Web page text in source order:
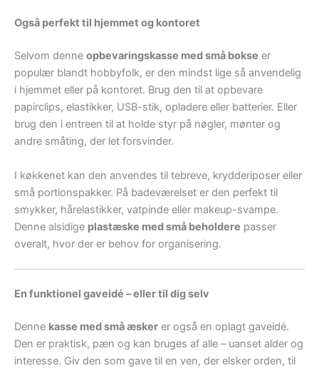
Også perfekt til hjemmet og kontoret
Selvom denne opbevaringskasse med små bokse er
populær blandt hobbyfolk, er den mindst lige så anvendelig
i hjemmet eller på kontoret. Brug den til at opbevare
papirclips, elastikker, USB-stik, opladere eller batterier. Eller
brug den i entreen til at holde styr på nøgler, mønter og
andre småting, der let forsvinder.
I køkkenet kan den anvendes til tebreve, krydderiposer eller
små portionspakker. På badeværelset er den perfekt til
smykker, hårelastikker, vatpinde eller makeup-svampe.
Denne alsidige plastæske med små beholdere passer
overalt, hvor der er behov for organisering.
En funktionel gaveidé – eller til dig selv
Denne kasse med små æsker er også en oplagt gaveidé.
Den er praktisk, pæn og kan bruges af alle – uanset alder og
interesse. Giv den som gave til en ven, der elsker orden, til